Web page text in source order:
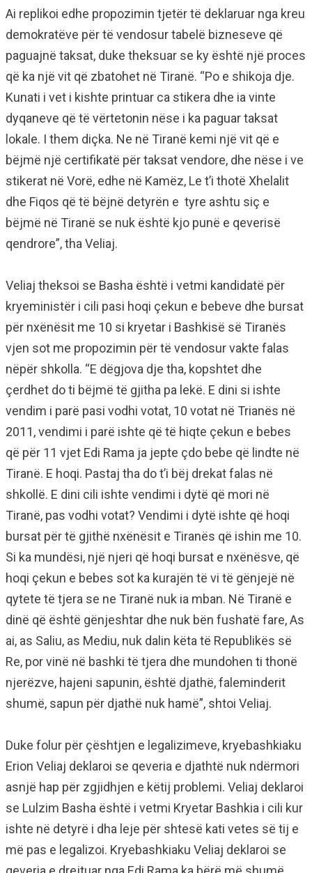
Ai replikoi edhe propozimin tjetër të deklaruar nga kreu
demokratëve për të vendosur tabelë bizneseve që
paguajnë taksat, duke theksuar se ky është një proces
që ka një vit që zbatohet në Tiranë. “Po e shikoja dje.
Kunati i vet i kishte printuar ca stikera dhe ia vinte
dyqaneve që të vërtetonin nëse i ka paguar taksat
lokale. I them diçka. Ne në Tiranë kemi një vit që e
bëjmë një certifikatë për taksat vendore, dhe nëse i ve
stikerat në Vorë, edhe në Kamëz, Le t’i thotë Xhelalit
dhe Fiqos që të bëjnë detyrën e tyre ashtu siç e
bëjmë në Tiranë se nuk është kjo punë e qeverisë
qendrore”, tha Veliaj.
Veliaj theksoi se Basha është i vetmi kandidatë për
kryeministër i cili pasi hoqi çekun e bebeve dhe bursat
për nxënësit me 10 si kryetar i Bashkisë së Tiranës
vjen sot me propozimin për të vendosur vakte falas
nëpër shkolla. “E dëgjova dje tha, kopshtet dhe
çerdhet do ti bëjmë të gjitha pa lekë. E dini si ishte
vendim i parë pasi vodhi votat, 10 votat në Trianës në
2011, vendimi i parë ishte që të hiqte çekun e bebes
që për 11 vjet Edi Rama ja jepte çdo bebe që lindte në
Tiranë. E hoqi. Pastaj tha do t’i bëj drekat falas në
shkollë. E dini cili ishte vendimi i dytë që mori në
Tiranë, pas vodhi votat? Vendimi i dytë ishte që hoqi
bursat për të gjithë nxënësit e Tiranës që ishin me 10.
Si ka mundësi, një njeri që hoqi bursat e nxënësve, që
hoqi çekun e bebes sot ka kurajën të vi të gënjejë në
qytete të tjera se ne Tiranë nuk ia mban. Në Tiranë e
dinë që është gënjeshtar dhe nuk bën fushatë fare, As
ai, as Saliu, as Mediu, nuk dalin këta të Republikës së
Re, por vinë në bashki të tjera dhe mundohen ti thonë
njerëzve, hajeni sapunin, është djathë, faleminderit
shumë, sapun për djathë nuk hamë”, shtoi Veliaj.
Duke folur për çështjen e legalizimeve, kryebashkiaku
Erion Veliaj deklaroi se qeveria e djathtë nuk ndërmori
asnjë hap për zgjidhjen e këtij problemi. Veliaj deklaroi
se Lulzim Basha është i vetmi Kryetar Bashkia i cili kur
ishte në detyrë i dha leje për shtesë kati vetes së tij e
më pas e legalizoi. Kryebashkiaku Veliaj deklaroi se